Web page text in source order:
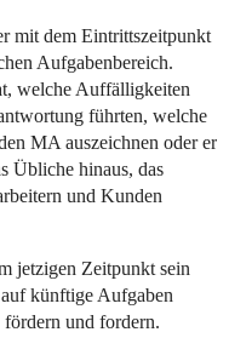
mit dem Eintrittszeitpunkt
Aufgabenbereich.
welche Auffälligkeiten
führten, welche
MA auszeichnen oder er
Übliche hinaus, das
und Kunden
jetzigen Zeitpunkt sein
künftige Aufgaben
und fordern.